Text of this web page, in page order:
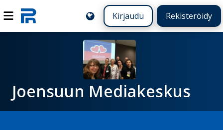
Kirjaudu Rekisteröidy
Joensuun Mediakeskus